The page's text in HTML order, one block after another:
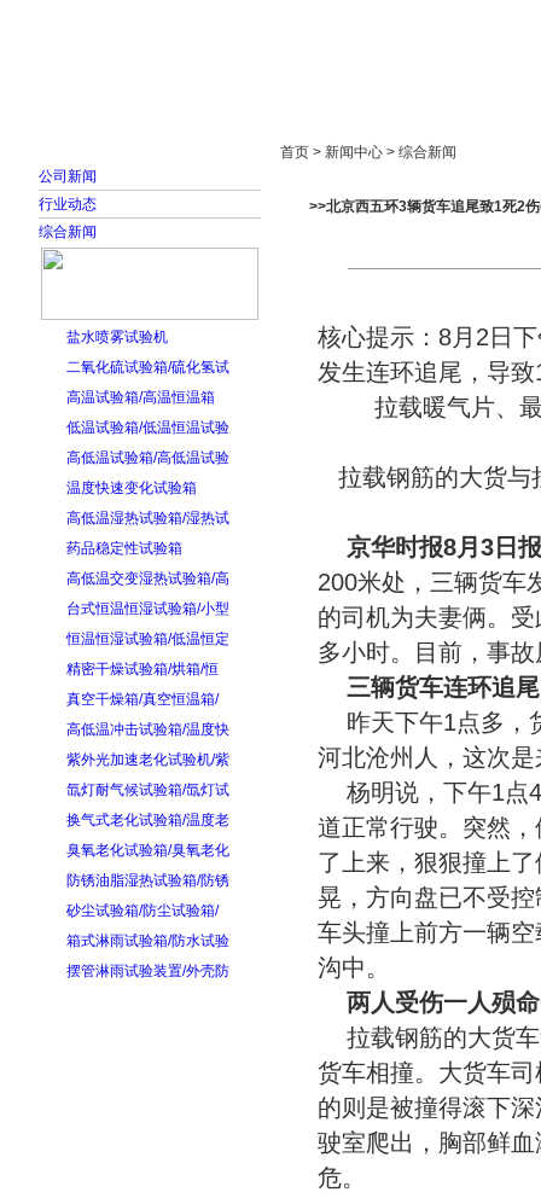
公司新闻
行业动态
综合新闻
盐水喷雾试验机
二氧化硫试验箱/硫化氢试
高温试验箱/高温恒温箱
低温试验箱/低温恒温试验
高低温试验箱/高低温试验
温度快速变化试验箱
高低温湿热试验箱/湿热试
药品稳定性试验箱
高低温交变湿热试验箱/高
台式恒温恒湿试验箱/小型
恒温恒湿试验箱/低温恒定
精密干燥试验箱/烘箱/恒
真空干燥箱/真空恒温箱/
高低温冲击试验箱/温度快
紫外光加速老化试验机/紫
氙灯耐气候试验箱/氙灯试
换气式老化试验箱/温度老
臭氧老化试验箱/臭氧老化
防锈油脂湿热试验箱/防锈
砂尘试验箱/防尘试验箱/
箱式淋雨试验箱/防水试验
摆管淋雨试验装置/外壳防
首页 > 新闻中心 > 综合新闻
>>北京西五环3辆货车追尾致1死2
核心提示：8月2日
发生连环追尾，导
拉载暖气片、
拉载钢筋的大货与
京华时报8月3日
200米处，三辆货车
的司机为夫妻俩。
多小时。目前，事
三辆货车连环追尾
昨天下午1点多，
河北沧州人，这次
杨明说，下午1点
道正常行驶。突然
了上来，狠狠撞上
晃，方向盘已不受
车头撞上前方一辆
沟中。
两人受伤一人殒命
拉载钢筋的大货
货车相撞。大货车
的则是被撞得滚下
驶室爬出，胸部鲜
危。